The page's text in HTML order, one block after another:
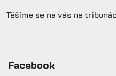
Těšíme se na vás na
Facebook